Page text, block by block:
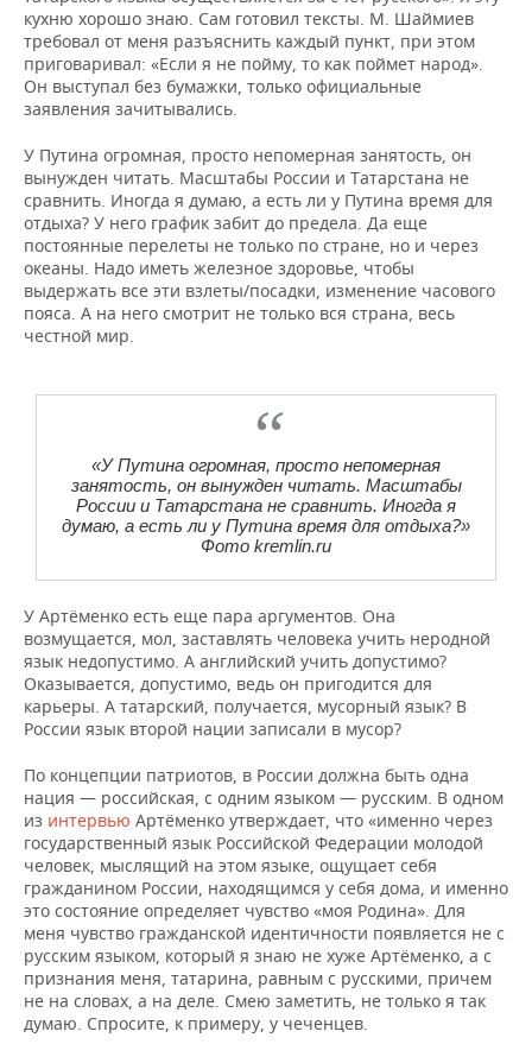
кухню хорошо знаю. Сам готовил тексты. М. Шаймиев
требовал от меня разъяснить каждый пункт, при этом
приговаривал: «Если я не пойму, то как поймет народ».
Он выступал без бумажки, только официальные
заявления зачитывались.
У Путина огромная, просто непомерная занятость, он
вынужден читать. Масштабы России и Татарстана не
сравнить. Иногда я думаю, а есть ли у Путина время для
отдыха? У него график забит до предела. Да еще
постоянные перелеты не только по стране, но и через
океаны. Надо иметь железное здоровье, чтобы
выдержать все эти взлеты/посадки, изменение часового
пояса. А на него смотрит не только вся страна, весь
честной мир.
«У Путина огромная, просто непомерная
занятость, он вынужден читать. Масштабы
России и Татарстана не сравнить. Иногда я
думаю, а есть ли у Путина время для отдыха?»
Фото kremlin.ru
У Артёменко есть еще пара аргументов. Она
возмущается, мол, заставлять человека учить неродной
язык недопустимо. А английский учить допустимо?
Оказывается, допустимо, ведь он пригодится для
карьеры. А татарский, получается, мусорный язык? В
России язык второй нации записали в мусор?
По концепции патриотов, в России должна быть одна
нация — российская, с одним языком — русским. В одном
из интервью Артёменко утверждает, что «именно через
государственный язык Российской Федерации молодой
человек, мыслящий на этом языке, ощущает себя
гражданином России, находящимся у себя дома, и именно
это состояние определяет чувство «моя Родина». Для
меня чувство гражданской идентичности появляется не с
русским языком, который я знаю не хуже Артёменко, а с
признания меня, татарина, равным с русскими, причем
не на словах, а на деле. Смею заметить, не только я так
думаю. Спросите, к примеру, у чеченцев.